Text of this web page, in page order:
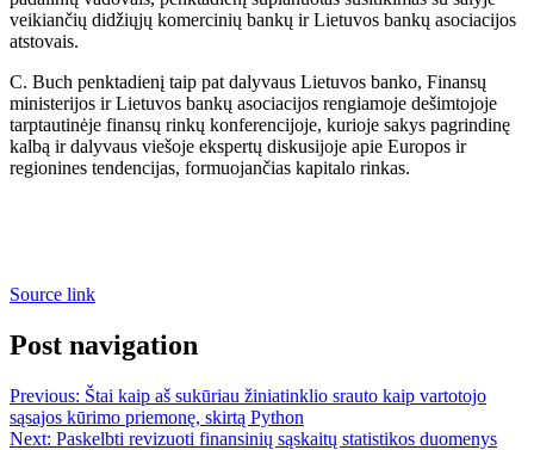
veikiančių didžiųjų komercinių bankų ir Lietuvos bankų asociacijos
atstovais.
C. Buch penktadienį taip pat dalyvaus Lietuvos banko, Finansų
ministerijos ir Lietuvos bankų asociacijos rengiamoje dešimtojoje
tarptautinėje finansų rinkų konferencijoje, kurioje sakys pagrindinę
kalbą ir dalyvaus viešoje ekspertų diskusijoje apie Europos ir
regionines tendencijas, formuojančias kapitalo rinkas.
Source link
Post navigation
Previous: Štai kaip aš sukūriau žiniatinklio srauto kaip vartotojo
sąsajos kūrimo priemonę, skirtą Python
Next: Paskelbti revizuoti finansinių sąskaitų statistikos duomenys